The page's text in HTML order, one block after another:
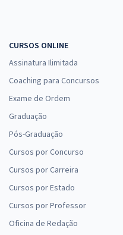
CURSOS ONLINE
Assinatura Ilimitada
Coaching para Concursos
Exame de Ordem
Graduação
Pós-Graduação
Cursos por Concurso
Cursos por Carreira
Cursos por Estado
Cursos por Professor
Oficina de Redação